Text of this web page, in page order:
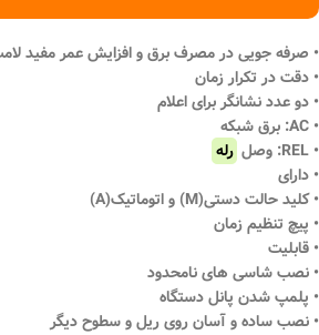
• صرفه جویی در مصرف برق و افزایش عمر مفید
• دقت در تکرار زمان
• دو عدد نشانگر برای اعلام
• AC: برق شبکه
• REL: وصل
رله
• دارای
• کلید حالت دستی(M) و اتوماتیک(A)
• پیچ تنظیم زمان
• قابلیت
• نصب شاسی های نامحدود
• پلمپ شدن پانل دستگاه
• نصب ساده و آسان روی ریل و سطوح دیگر